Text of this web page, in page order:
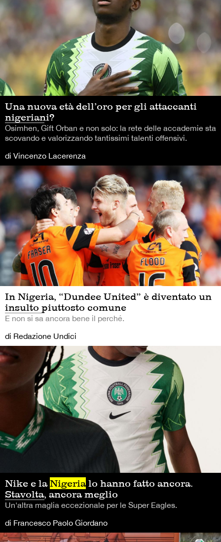
Una nuova età dell’oro per gli attaccanti
nigeriani?
Osimhen, Gift Orban e non solo: la rete delle accademie sta
scovando e valorizzando tantissimi talenti offensivi.
di Vincenzo Lacerenza
In Nigeria, “Dundee United” è diventato un
insulto piuttosto comune
E non si sa ancora bene il perché.
di Redazione Undici
Nike e laNigeria lo hanno fatto ancora.
Stavolta, ancora meglio
Un'altra maglia eccezionale per le Super Eagles.
di Francesco Paolo Giordano